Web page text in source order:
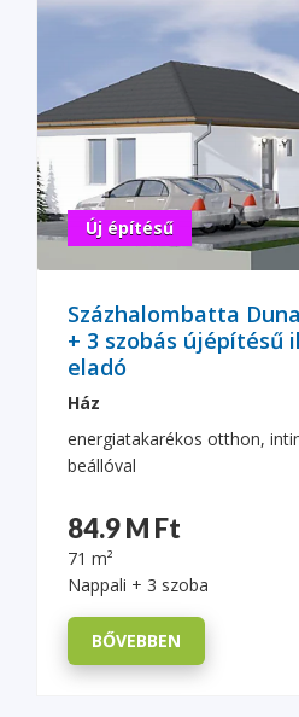
Új építésű
Százhalombatta
+ 3 szobás újépítésű
eladó
Ház
energiatakarékos otthon,
beállóval
84.9 M Ft
71 m²
Nappali + 3 szoba
BŐVEBBEN